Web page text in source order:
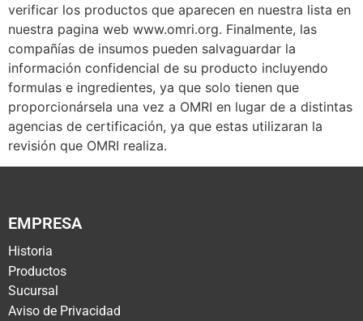
verificar los productos que aparecen en nuestra lista en
nuestra pagina web www.omri.org. Finalmente, las
compañías de insumos pueden salvaguardar la
información confidencial de su producto incluyendo
formulas e ingredientes, ya que solo tienen que
proporcionársela una vez a OMRI en lugar de a distintas
agencias de certificación, ya que estas utilizaran la
revisión que OMRI realiza.
EMPRESA
Historia
Productos
Sucursal
Aviso de Privacidad